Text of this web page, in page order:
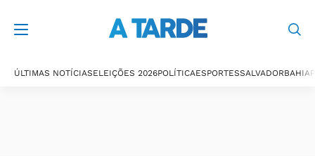
ÚLTIMAS NOTÍCIASELEIÇÕES 2026POLÍTICAESPORTESSALVADORBAHIA